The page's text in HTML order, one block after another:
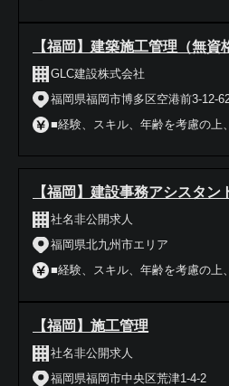
【福岡】建築施工管理（無資
GLC建設株式会社
福岡県福岡市博多区空港前3-12-
■経験、スキル、年齢を考慮の上
【福岡】建設事務アシスタ
社名非公開求人
福岡県北九州市エリア
■経験、スキル、年齢を考慮の上
【福岡】施工管理
社名非公開求人
福岡県福岡市中央区荒津1-4-2